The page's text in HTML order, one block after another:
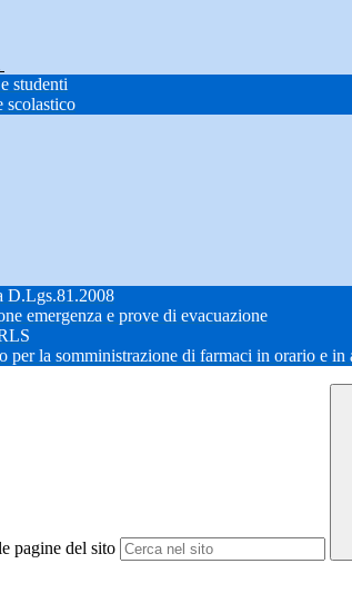
studenti
scolastico
D.Lgs.81.2008
emergenza e prove di evacuazione
per la somministrazione di farmaci in orario e in
pagine del sito